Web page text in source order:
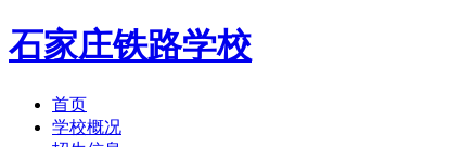
石家庄铁路学校
首页
学校概况